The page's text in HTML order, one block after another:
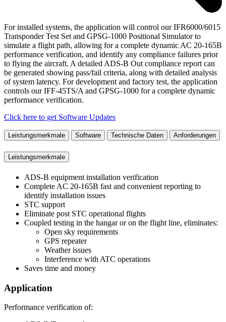
For installed systems, the application will control our IFR6000/6015
Transponder Test Set and GPSG-1000 Positional Simulator to
simulate a flight path, allowing for a complete dynamic AC 20-165B
performance verification, and identify any compliance failures prior
to flying the aircraft. A detailed ADS-B Out compliance report can
be generated showing pass/fail criteria, along with detailed analysis
of system latency. For development and factory test, the application
controls our IFF-45TS/A and GPSG-1000 for a complete dynamic
performance verification.
Click here to get Software Updates
Leistungsmerkmale Software Technische Daten Anforderungen
Leistungsmerkmale
ADS-B equipment installation verification
Complete AC 20-165B fast and convenient reporting to
identify installation issues
STC support
Eliminate post STC operational flights
Coupled testing in the hangar or on the flight line, eliminates:
Open sky requirements
GPS repeater
Weather issues
Interference with ATC operations
Saves time and money
Application
Performance verification of: